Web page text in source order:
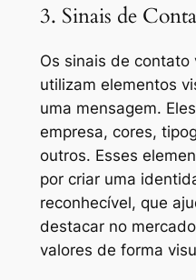
3. Sinais de
Os sinais de contato
utilizam elementos
uma mensagem.
empresa, cores,
outros. Esses
por criar uma
reconhecível, que
destacar no
valores de forma